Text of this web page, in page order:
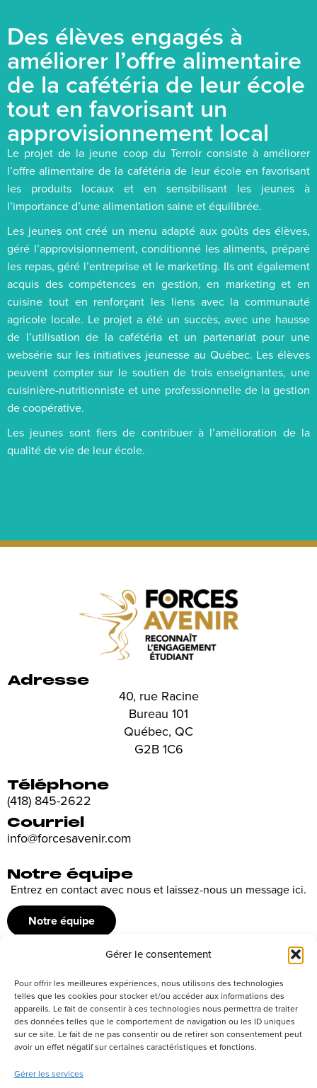
Gérer le consentement
Pour offrir les meilleures expériences, nous utilisons des technologies
telles que les cookies pour stocker et/ou accéder aux informations des
appareils. Le fait de consentir à ces technologies nous permettra de traiter
des données telles que le comportement de navigation ou les ID uniques
sur ce site. Le fait de ne pas consentir ou de retirer son consentement peut
avoir un effet négatif sur certaines caractéristiques et fonctions.
Gérer les services
Des élèves engagés à
améliorer l’offre alimentaire
de la cafétéria de leur école
tout en favorisant un
approvisionnement local
Le projet de la jeune coop du Terroir consiste à améliorer
l’offre alimentaire de la cafétéria de leur école en favorisant
les produits locaux et en sensibilisant les jeunes à
l’importance d’une alimentation saine et équilibrée.
Les jeunes ont créé un menu adapté aux goûts des élèves,
géré l’approvisionnement, conditionné les aliments, préparé
les repas, géré l’entreprise et le marketing. Ils ont également
acquis des compétences en gestion, en marketing et en
cuisine tout en renforçant les liens avec la communauté
agricole locale. Le projet a été un succès, avec une hausse
de l’utilisation de la cafétéria et un partenariat pour une
websérie sur les initiatives jeunesse au Québec. Les élèves
peuvent compter sur le soutien de trois enseignantes, une
cuisinière-nutritionniste et une professionnelle de la gestion
de coopérative.
Les jeunes sont fiers de contribuer à l’amélioration de la
qualité de vie de leur école.
Adresse
40, rue Racine
Bureau 101
Québec, QC
G2B 1C6
Téléphone
(418) 845-2622
Courriel
info@forcesavenir.com
Notre équipe
Entrez en contact avec nous et laissez-nous un message ici.
Notre équipe
Recrutement
Découvrez nos offres d’emploi ou envoyez votre candidature
spontanée
Postuler